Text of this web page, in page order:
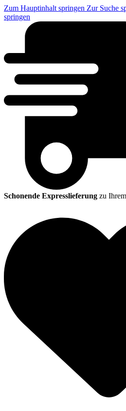
Zum Hauptinhalt springen Zur Suche
springen
Schonende Expresslieferung zu